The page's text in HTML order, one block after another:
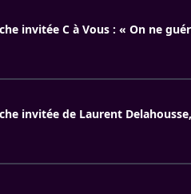
invitée C à Vous : « On ne
invitée de Laurent